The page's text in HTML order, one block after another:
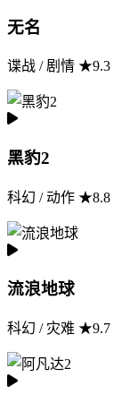
无名
谍战 / 剧情 ★9.3
黑豹2
科幻 / 动作 ★8.8
流浪地球
科幻 / 灾难 ★9.7